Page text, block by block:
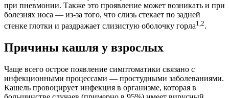
при пневмонии. Также это проявление может возникать и при
болезнях носа — из-за того, что слизь стекает по задней
стенке глотки и раздражает слизистую оболочку горла1,2.
Причины кашля у взрослых
Чаще всего острое появление симптоматики связано с
инфекционными процессами — простудными заболеваниями.
Кашель провоцирует инфекция в организме, которая в